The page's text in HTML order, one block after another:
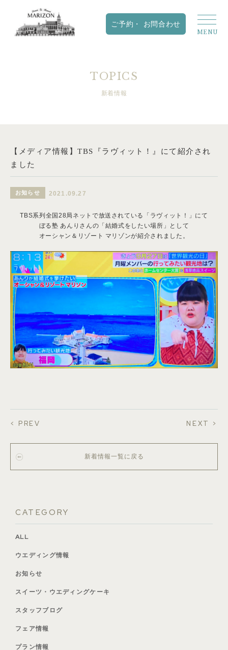
TOPICS
新着情報
【メディア情報】TBS『ラヴィット！』にて紹介され
ました
お知らせ 2021.09.27
TBS系列全国28局ネットで放送されている「ラヴィット！」にて
ぼる塾 あんりさんの「結婚式をしたい場所」として
オーシャン＆リゾート マリゾンが紹介されました。
< PREV NEXT >
新着情報一覧に戻る
CATEGORY
ALL
ウエディング情報
お知らせ
スイーツ・ウエディングケーキ
スタッフブログ
フェア情報
プラン情報